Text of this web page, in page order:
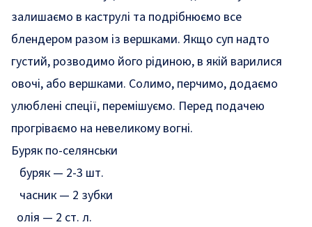
залишаємо в каструлі та подрібнюємо все
блендером разом із вершками. Якщо суп надто
густий, розводимо його рідиною, в якій варилися
овочі, або вершками. Солимо, перчимо, додаємо
улюблені спеції, перемішуємо. Перед подачею
прогріваємо на невеликому вогні.
Буряк по-селянськи
буряк — 2-3 шт.
часник — 2 зубки
олія — 2 ст. л.